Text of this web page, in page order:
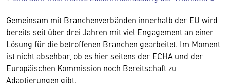
Gemeinsam mit Branchenverbänden innerhalb der EU wird
bereits seit über drei Jahren mit viel Engagement an einer
Lösung für die betroffenen Branchen gearbeitet. Im Moment
ist nicht absehbar, ob es hier seitens der ECHA und der
Europäischen Kommission noch Bereitschaft zu
Adaptierungen gibt.